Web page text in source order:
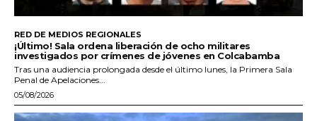
RED DE MEDIOS REGIONALES
¡Último! Sala ordena liberación de ocho militares
investigados por crímenes de jóvenes en Colcabamba
Tras una audiencia prolongada desde el último lunes, la Primera Sala
Penal de Apelaciones...
05/08/2026